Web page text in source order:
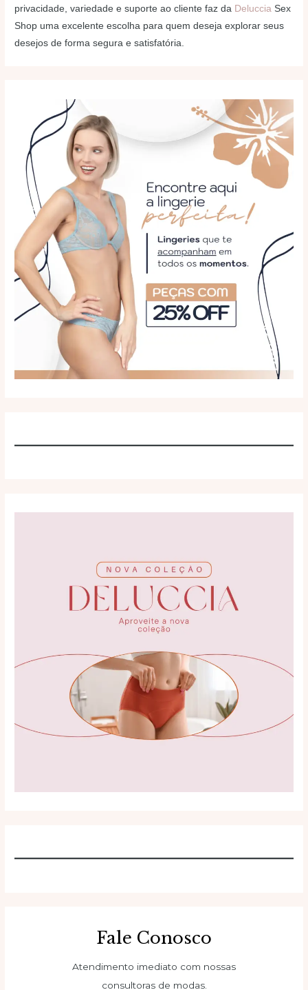
privacidade, variedade e suporte ao cliente faz da Deluccia Sex
Shop uma excelente escolha para quem deseja explorar seus
desejos de forma segura e satisfatória.
Fale Conosco
Atendimento imediato com nossas
consultoras de modas.